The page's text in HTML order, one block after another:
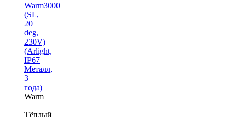
Warm3000
(SL,
20
deg,
230V)
(Arlight,
IP67
Металл,
3
года)
Warm
|
Тёплый